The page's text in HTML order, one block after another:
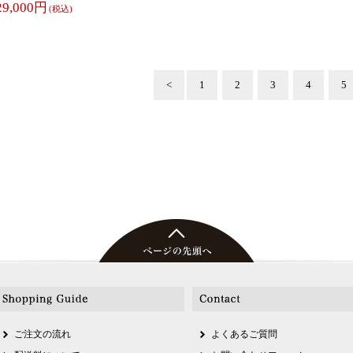
円 (税込)
< 1 2 3 4 5
ご注文の流れ よくあるご質問